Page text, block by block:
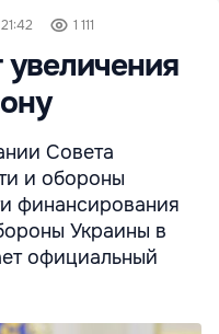
1 111
Совета
и обороны
финансирования
Украины в
официальный